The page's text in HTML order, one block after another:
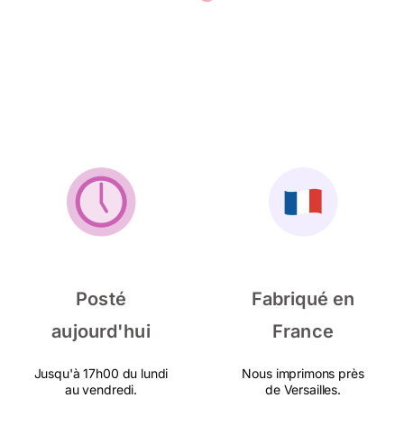
Posté
aujourd'hui
Jusqu'à 17h00 du lundi
au vendredi.
Fabriqué en
France
Nous imprimons près
de Versailles.